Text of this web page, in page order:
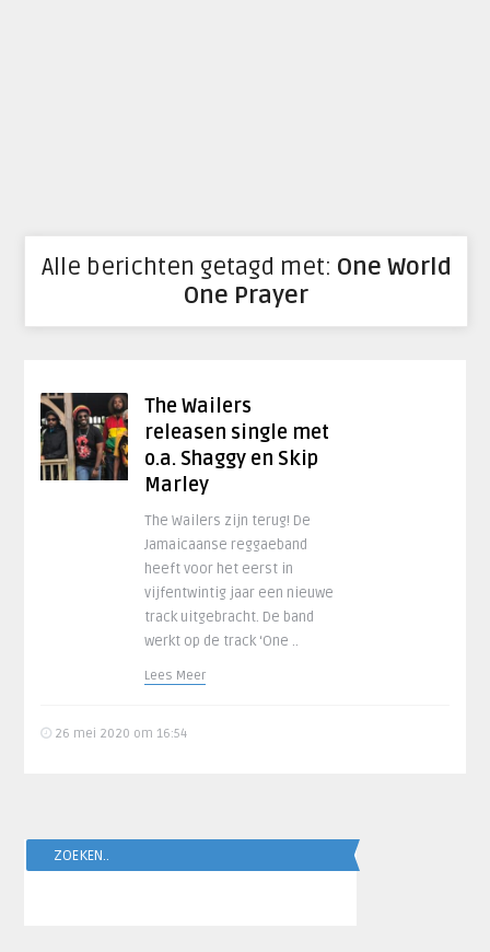
Alle berichten getagd met: One World
One Prayer
The Wailers
releasen single met
o.a. Shaggy en Skip
Marley
The Wailers zijn terug! De
Jamaicaanse reggaeband
heeft voor het eerst in
vijfentwintig jaar een nieuwe
track uitgebracht. De band
werkt op de track ‘One ..
Lees Meer
26 mei 2020 om 16:54
ZOEKEN..